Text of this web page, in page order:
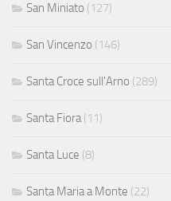
San Miniato (127)
San Vincenzo (146)
Santa Croce sull'Arno (289)
Santa Fiora (11)
Santa Luce (8)
Santa Maria a Monte (22)